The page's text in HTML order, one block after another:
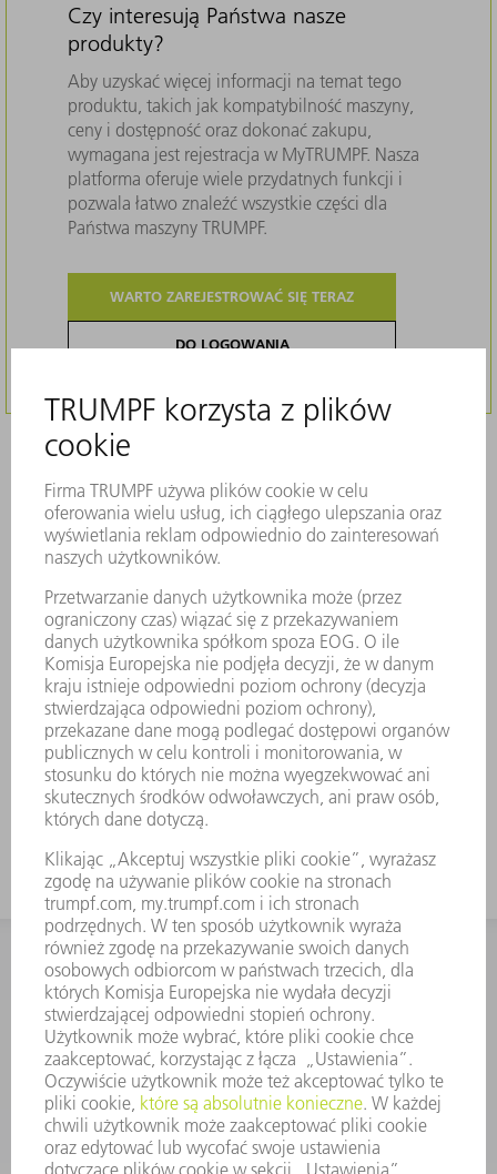
Czy interesują Państwa nasze
produkty?
Aby uzyskać więcej informacji na temat tego
produktu, takich jak kompatybilność maszyny,
ceny i dostępność oraz dokonać zakupu,
wymagana jest rejestracja w MyTRUMPF. Nasza
platforma oferuje wiele przydatnych funkcji i
pozwala łatwo znaleźć wszystkie części dla
Państwa maszyny TRUMPF.
WARTO ZAREJESTROWAĆ SIĘ TERAZ
DO LOGOWANIA
KONTAKT
Dział Części Zamiennych i Narzędzi
48225753936
8.00 - 17.00
czesci.zamienne@trumpf.com